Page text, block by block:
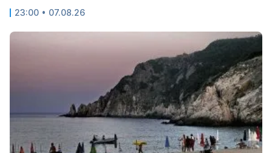
23:00 • 07.08.26